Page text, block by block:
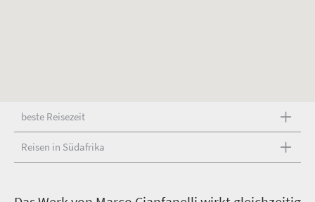
beste Reisezeit
Reisen in Südafrika